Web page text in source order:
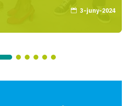
 3-juny-2024